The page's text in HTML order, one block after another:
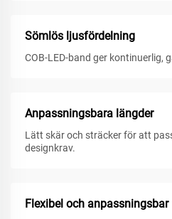
Sömlös ljusfördelning
COB-LED-band ger kontinuerlig,
Anpassningsbara längder
Lätt skär och sträcker för att
designkrav.
Flexibel och anpassningsbar